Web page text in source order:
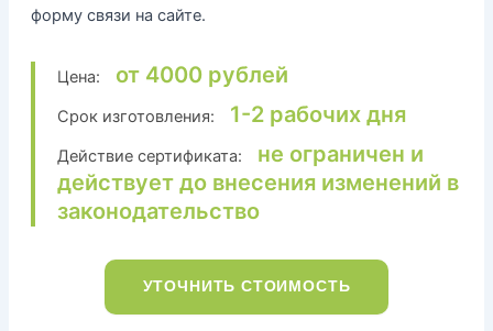
форму связи на сайте.
Цена: от 4000 рублей
Срок изготовления: 1-2 рабочих дня
Действие сертификата:
не ограничен и
действует до внесения изменений в
законодательство
УТОЧНИТЬ СТОИМОСТЬ